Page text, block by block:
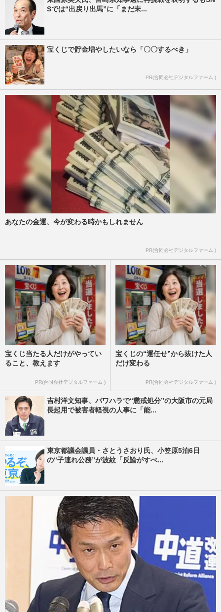
Sでは“出戻り出馬”に「まだ未...
宝くじで貯金増やしたいなら「〇〇するべき」
PR(合同会社デジタルファーム )
あなたの金運、今が変わる時かもしれません
PR(合同会社デジタルファーム )
宝くじ当たる人だけがやってい
ること、教えます
PR(合同会社デジタルファーム )
宝くじの“運任せ”から抜けた人
だけ変わる
PR(合同会社デジタルファーム )
吉村洋文知事、パワハラで“懲戒処分”の大阪市の元局
長起用で被害者軽視の人事に「能...
東京都議会議員・さとうさおり氏、小笠原5泊6日
の“子連れ公務”が波紋「反論がすべ...